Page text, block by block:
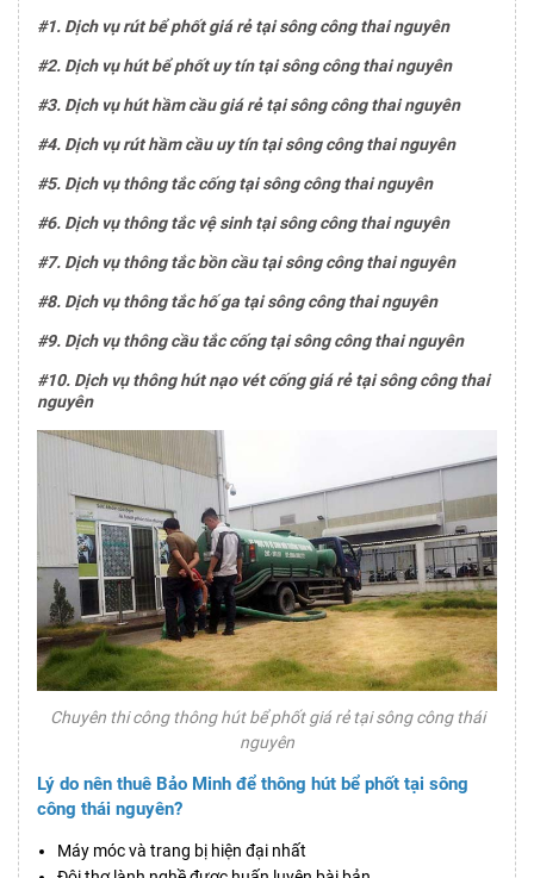
#1. Dịch vụ rút bể phốt giá rẻ tại sông công thai nguyên
#2. Dịch vụ hút bể phốt uy tín tại sông công thai nguyên
#3. Dịch vụ hút hầm cầu giá rẻ tại sông công thai nguyên
#4. Dịch vụ rút hầm cầu uy tín tại sông công thai nguyên
#5. Dịch vụ thông tắc cống tại sông công thai nguyên
#6. Dịch vụ thông tắc vệ sinh tại sông công thai nguyên
#7. Dịch vụ thông tắc bồn cầu tại sông công thai nguyên
#8. Dịch vụ thông tắc hố ga tại sông công thai nguyên
#9. Dịch vụ thông cầu tắc cống tại sông công thai nguyên
#10. Dịch vụ thông hút nạo vét cống giá rẻ tại sông công thai
nguyên
Chuyên thi công thông hút bể phốt giá rẻ tại sông công thái
nguyên
Lý do nên thuê Bảo Minh để thông hút bể phốt tại sông
công thái nguyên?
Máy móc và trang bị hiện đại nhất